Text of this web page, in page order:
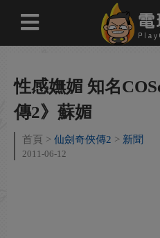
性感嫵媚 知名
傳2》蘇媚
首頁 仙劍奇俠傳2 新聞
2011-06-12